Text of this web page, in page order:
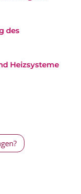
des
Heizsysteme